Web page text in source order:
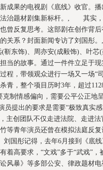
成果的电视剧《底线》收官。
法治题材剧集新标杆。, 其实
曾反复思考。这部剧在创作背
的关系？封面新闻专访了刘
东饰)、周亦安(成毅饰)、叶芯(
当的故事。通过一件件立足于
程，带领观众进行一场又一场
青，整个项目历时3年，超过
制情感偏向，需要公平公正地
提出的要求是需要“极致真实感
主创团队不仅走进法院、走进
竹等青年演员还曾在模拟法
记得，去年6月接到《底线》
着高要求，“文戏”多于“武戏”，
风暴》等多部公安、律政题材